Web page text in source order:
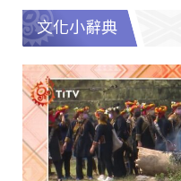
文化小辭典